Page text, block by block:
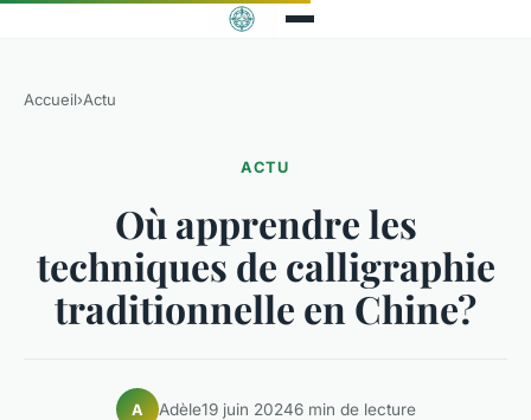
Accueil›Actu
ACTU
Où apprendre les
techniques de calligraphie
traditionnelle en Chine?
A Adèle19 juin 20246 min de lecture